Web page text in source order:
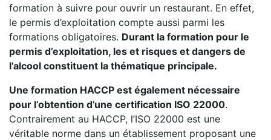
formation à suivre pour ouvrir un restaurant. En effet,
le permis d’exploitation compte aussi parmi les
formations obligatoires. Durant la formation pour le
permis d’exploitation, les et risques et dangers de
l’alcool constituent la thématique principale.
Une formation HACCP est également nécessaire
pour l’obtention d’une certification ISO 22000.
Contrairement au HACCP, l’ISO 22000 est une
véritable norme dans un établissement proposant une